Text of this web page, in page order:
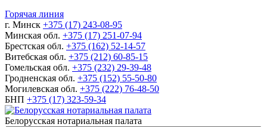
Горячая линия
г. Минск +375 (17) 243-08-95
Минская обл. +375 (17) 251-07-94
Брестская обл. +375 (162) 52-14-57
Витебская обл. +375 (212) 60-85-15
Гомельская обл. +375 (232) 29-39-48
Гродненская обл. +375 (152) 55-50-80
Могилевская обл. +375 (222) 76-48-50
БНП +375 (17) 323-59-34
Белорусская нотариальная палата